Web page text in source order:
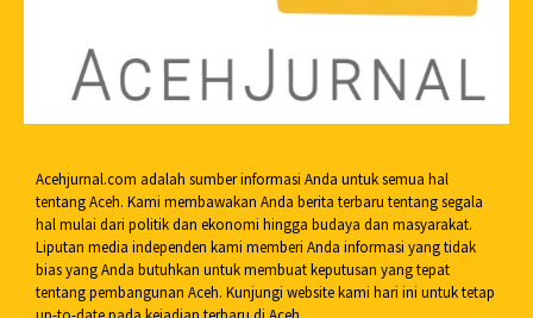
Acehjurnal.com adalah sumber informasi Anda untuk semua hal
tentang Aceh. Kami membawakan Anda berita terbaru tentang segala
hal mulai dari politik dan ekonomi hingga budaya dan masyarakat.
Liputan media independen kami memberi Anda informasi yang tidak
bias yang Anda butuhkan untuk membuat keputusan yang tepat
tentang pembangunan Aceh. Kunjungi website kami hari ini untuk tetap